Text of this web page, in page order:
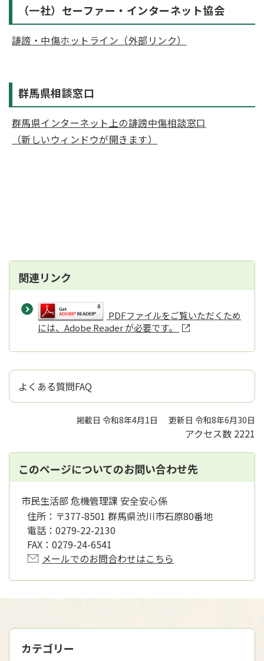
（一社）セーファー・インターネット協会
誹謗・中傷ホットライン（外部リンク）
群馬県相談窓口
群馬県インターネット上の誹謗中傷相談窓口
（新しいウィンドウが開きます）
関連リンク
PDFファイルをご覧いただくため
には、Adobe Reader が必要です。
よくある質問FAQ
掲載日 令和8年4月1日 更新日 令和8年6月30日
アクセス数 2221
このページについてのお問い合わせ先
市民生活部 危機管理課 安全安心係
住所： 〒377-8501 群馬県渋川市石原80番地
電話： 0279-22-2130
FAX： 0279-24-6541
メールでのお問合わせはこちら
カテゴリー